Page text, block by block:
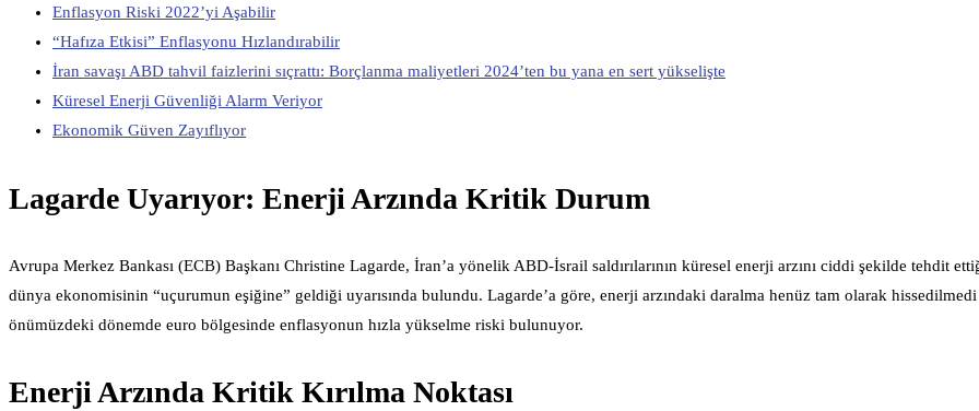
Enflasyon Riski 2022’yi Aşabilir
“Hafıza Etkisi” Enflasyonu Hızlandırabilir
İran savaşı ABD tahvil faizlerini sıçrattı: Borçlanma maliyetleri 2024’ten bu yana en sert yükselişte
Küresel Enerji Güvenliği Alarm Veriyor
Ekonomik Güven Zayıflıyor
Lagarde Uyarıyor: Enerji Arzında Kritik Durum
Avrupa Merkez Bankası (ECB) Başkanı Christine Lagarde, İran’a yönelik ABD-İsrail saldırılarının küresel enerji arzını ciddi şekilde tehdit
dünya ekonomisinin “uçurumun eşiğine” geldiği uyarısında bulundu. Lagarde’a göre, enerji arzındaki daralma henüz tam olarak
önümüzdeki dönemde euro bölgesinde enflasyonun hızla yükselme riski bulunuyor.
Enerji Arzında Kritik Kırılma Noktası